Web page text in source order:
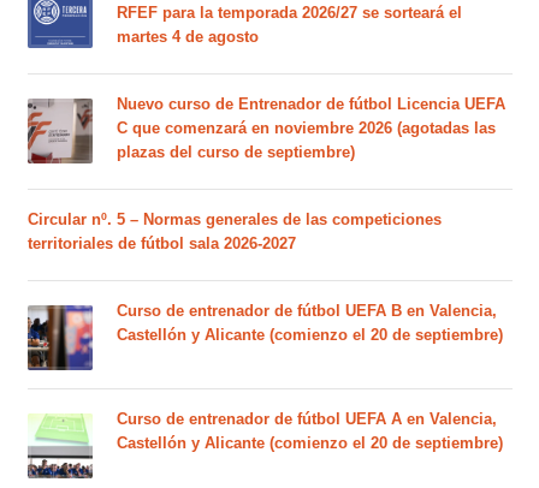
RFEF para la temporada 2026/27 se sorteará el
martes 4 de agosto
Nuevo curso de Entrenador de fútbol Licencia UEFA
C que comenzará en noviembre 2026 (agotadas las
plazas del curso de septiembre)
Circular nº. 5 – Normas generales de las competiciones
territoriales de fútbol sala 2026-2027
Curso de entrenador de fútbol UEFA B en Valencia,
Castellón y Alicante (comienzo el 20 de septiembre)
Curso de entrenador de fútbol UEFA A en Valencia,
Castellón y Alicante (comienzo el 20 de septiembre)